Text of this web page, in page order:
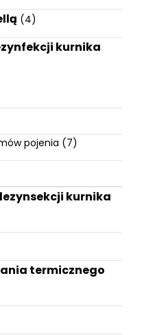
(4)
kurnika
pojenia (7)
kurnika
termicznego